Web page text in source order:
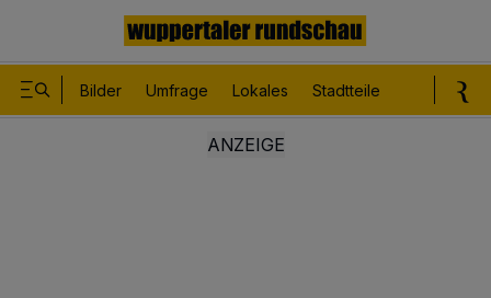
Bilder Umfrage Lokales Stadtteile